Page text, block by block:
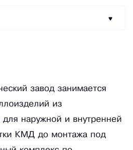
завод занимается
из
для наружной и внутренней
КМД до монтажа под